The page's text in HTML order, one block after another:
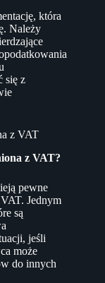
która
Należy
się z
z VAT
z VAT?
pewne
Jednym
są
jeśli
może
do innych